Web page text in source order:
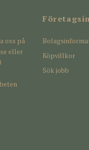
oss på
eller
Köpvillkor
Sök jobb